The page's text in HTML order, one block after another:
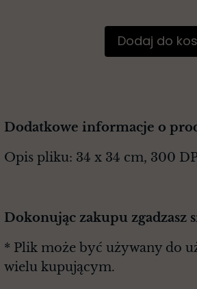
Dodaj do
Dodatkowe informacje o
Opis pliku: 34 x 34 cm, 300
Dokonując zakupu zgadzasz
* Plik może być używany do
wielu kupującym.